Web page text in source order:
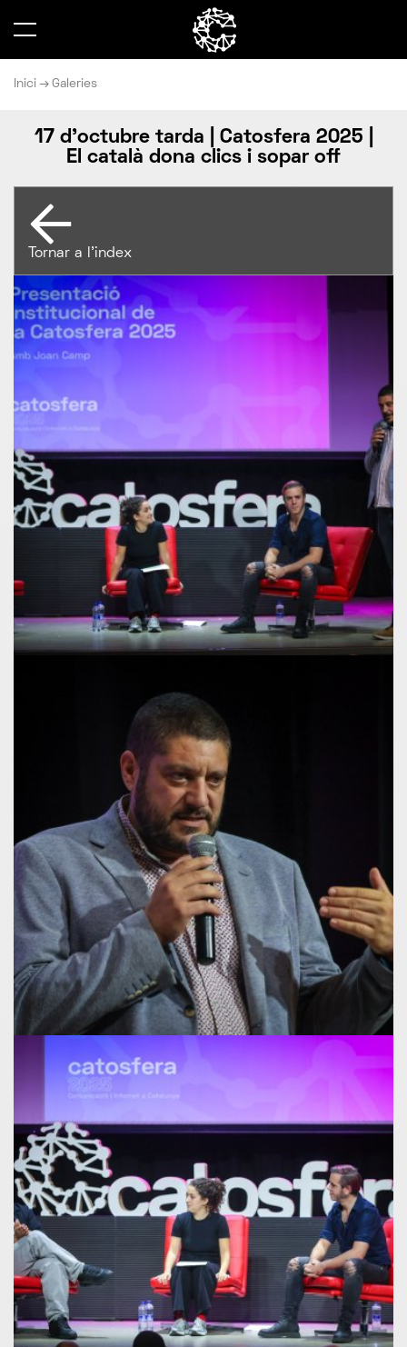
Inici Galeries
17 d'octubre tarda | Catosfera 2025 |
El català dona clics i sopar off
Tornar a l'index